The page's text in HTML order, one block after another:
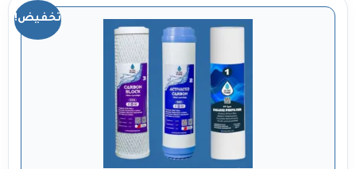
تخفيض!